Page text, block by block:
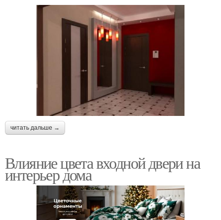
читать дальше →
Влияние цвета входной двери на
интерьер дома